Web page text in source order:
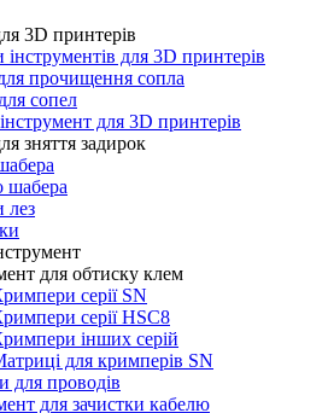
3D принтерів
для 3D принтерів
прочищення сопла
сопел
для 3D принтерів
зняття задирок
шабера
лез
для обтиску клем
серії SN
серії HSC8
інших серій
для кримперів SN
для проводів
для зачистки кабелю